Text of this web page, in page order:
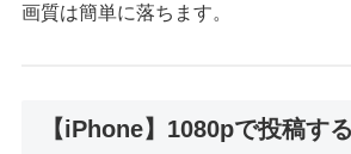
画質は簡単に落ちます。
【iPhone】1080pで投稿す